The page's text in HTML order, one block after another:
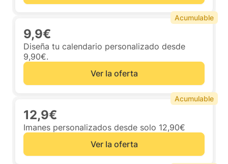
9,9€
Diseña tu calendario personalizado desde
9,90€.
Ver la oferta
Acumulable
12,9€
Imanes personalizados desde solo 12,90€
Ver la oferta
Acumulable